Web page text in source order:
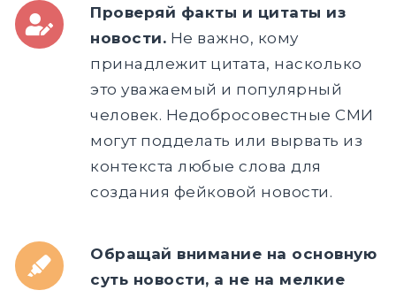
Проверяй факты и цитаты из
новости. Не важно, кому
принадлежит цитата, насколько
это уважаемый и популярный
человек. Недобросовестные СМИ
могут подделать или вырвать из
контекста любые слова для
создания фейковой новости.
Обращай внимание на основную
суть новости, а не на мелкие